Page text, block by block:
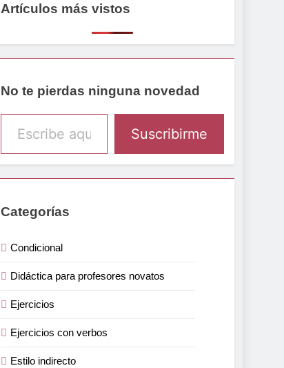
Artículos más vistos
No te pierdas ninguna novedad
Escribe aquí tu email
Suscribirme
Categorías
Condicional
Didáctica para profesores novatos
Ejercicios
Ejercicios con verbos
Estilo indirecto